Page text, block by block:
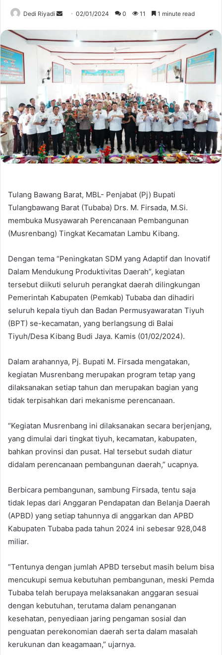
Dedi Riyadi
Send
email
02/01/2024 0 11 1 minute read
Tulang Bawang Barat, MBL- Penjabat (Pj) Bupati
Tulangbawang Barat (Tubaba) Drs. M. Firsada, M.Si.
membuka Musyawarah Perencanaan Pembangunan
(Musrenbang) Tingkat Kecamatan Lambu Kibang.
Dengan tema “Peningkatan SDM yang Adaptif dan Inovatif
Dalam Mendukung Produktivitas Daerah”, kegiatan
tersebut diikuti seluruh perangkat daerah dilingkungan
Pemerintah Kabupaten (Pemkab) Tubaba dan dihadiri
seluruh kepala tiyuh dan Badan Permusyawaratan Tiyuh
(BPT) se-kecamatan, yang berlangsung di Balai
Tiyuh/Desa Kibang Budi Jaya. Kamis (01/02/2024).
Dalam arahannya, Pj. Bupati M. Firsada mengatakan,
kegiatan Musrenbang merupakan program tetap yang
dilaksanakan setiap tahun dan merupakan bagian yang
tidak terpisahkan dari mekanisme perencanaan.
“Kegiatan Musrenbang ini dilaksanakan secara berjenjang,
yang dimulai dari tingkat tiyuh, kecamatan, kabupaten,
bahkan provinsi dan pusat. Hal tersebut sudah diatur
didalam perencanaan pembangunan daerah,” ucapnya.
Berbicara pembangunan, sambung Firsada, tentu saja
tidak lepas dari Anggaran Pendapatan dan Belanja Daerah
(APBD) yang setiap tahunnya di anggarkan dan APBD
Kabupaten Tubaba pada tahun 2024 ini sebesar 928,048
miliar.
“Tentunya dengan jumlah APBD tersebut masih belum bisa
mencukupi semua kebutuhan pembangunan, meski Pemda
Tubaba telah berupaya melaksanakan anggaran sesuai
dengan kebutuhan, terutama dalam penanganan
kesehatan, penyediaan jaring pengaman sosial dan
penguatan perekonomian daerah serta dalam masalah
kerukunan dan keagamaan,” ujarnya.